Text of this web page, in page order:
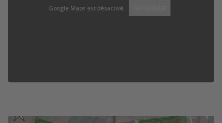
Google Maps est désactivé.